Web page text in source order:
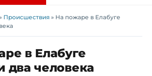
Происшествия » На пожаре в Елабуге
в Елабуге
два человека